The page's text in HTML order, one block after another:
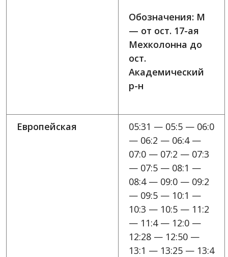
Обозначения: M
— от ост. 17-ая
Мехколонна до
ост.
Академический
р-н
Европейская
05:31 — 05:5 — 06:0
— 06:2 — 06:4 —
07:0 — 07:2 — 07:3
— 07:5 — 08:1 —
08:4 — 09:0 — 09:2
— 09:5 — 10:1 —
10:3 — 10:5 — 11:2
— 11:4 — 12:0 —
12:28 — 12:50 —
13:1 — 13:25 — 13:4